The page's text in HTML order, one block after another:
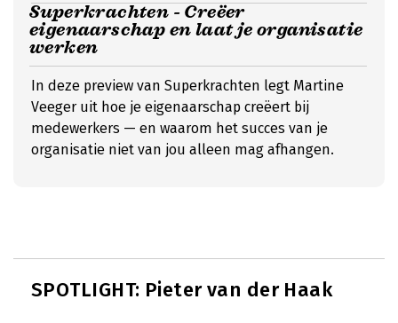
Superkrachten - Creëer
eigenaarschap en laat je organisatie
werken
In deze preview van Superkrachten legt Martine
Veeger uit hoe je eigenaarschap creëert bij
medewerkers — en waarom het succes van je
organisatie niet van jou alleen mag afhangen.
SPOTLIGHT: Pieter van der Haak